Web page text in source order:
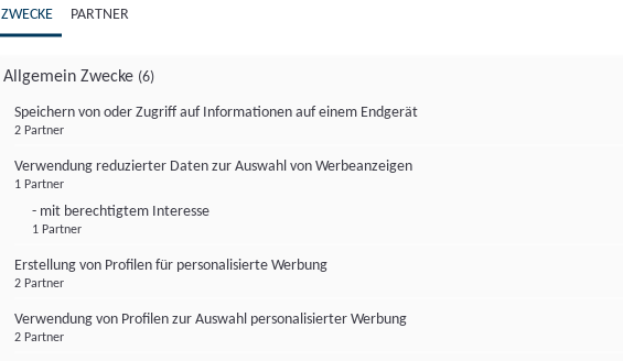
ZWECKE PARTNER
Allgemein Zwecke (6)
Speichern von oder Zugriff auf Informationen auf einem Endgerät
2 Partner
Verwendung reduzierter Daten zur Auswahl von Werbeanzeigen
1 Partner
- mit berechtigtem Interesse
1 Partner
Erstellung von Profilen für personalisierte Werbung
2 Partner
Verwendung von Profilen zur Auswahl personalisierter Werbung
2 Partner